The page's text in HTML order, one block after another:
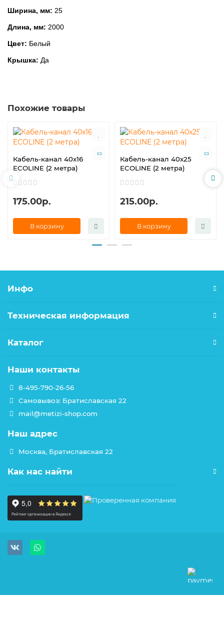
Ширина, мм: 25
Длина, мм: 2000
Цвет: Белый
Крышка: Да
Похожие товары
Кабель-канал 40х16
ECOLINE (2 метра)
175.00р.
В корзину
Кабель-канал 40х25
ECOLINE (2 метра)
215.00р.
В корзину
Инфо
Техническая информация
Каталог
Наши контакты
8-495-790-26-56
Самовывоз: Братиславская 22
mail@metizi-shop.com
Наш адрес
Москва, Братиславская 22
Как нас найти